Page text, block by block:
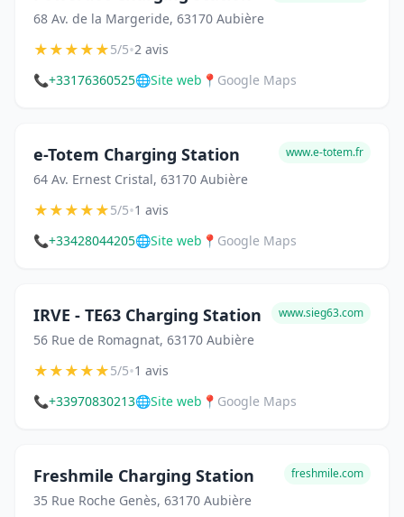
68 Av. de la Margeride, 63170 Aubière
★★★★★5/5•2 avis
📞+33176360525🌐Site web 📍 Google Maps
e-Totem Charging Station
64 Av. Ernest Cristal, 63170 Aubière
www.e-totem.fr
★★★★★5/5•1 avis
📞+33428044205🌐Site web 📍 Google Maps
IRVE - TE63 Charging Station
56 Rue de Romagnat, 63170 Aubière
www.sieg63.com
★★★★★5/5•1 avis
📞+33970830213🌐Site web 📍 Google Maps
Freshmile Charging Station
35 Rue Roche Genès, 63170 Aubière
freshmile.com